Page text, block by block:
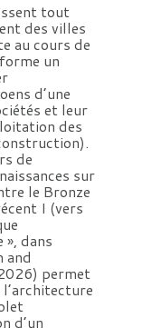
tout
des villes
au cours de
un
d’une
et leur
des
de
sur
le Bronze
I (vers
», dans
and
permet
d’un